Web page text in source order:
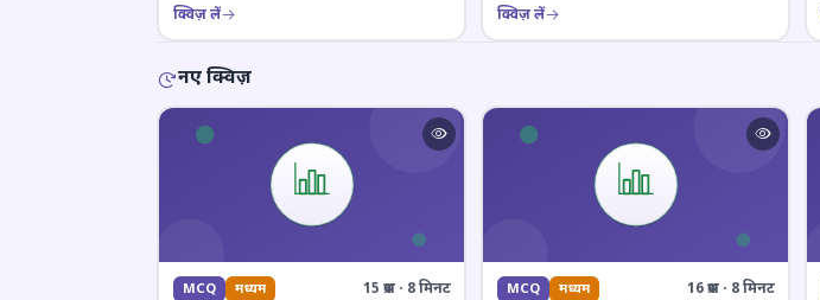
क्विज़ लें
क्विज़ लें
नए क्विज़
MCQ मध्यम 15 प्रश्न · 8 मिनट MCQ मध्यम 16 प्रश्न · 8 मिनट